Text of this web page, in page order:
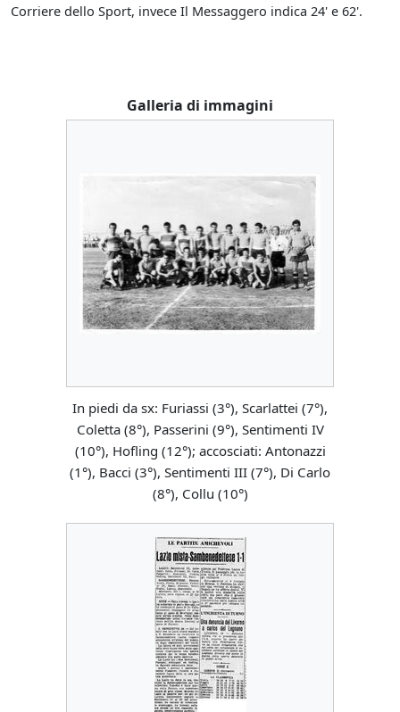
Corriere dello Sport, invece Il Messaggero indica 24' e 62'.
Galleria di immagini
In piedi da sx: Furiassi (3°), Scarlattei (7°),
Coletta (8°), Passerini (9°), Sentimenti IV
(10°), Hofling (12°); accosciati: Antonazzi
(1°), Bacci (3°), Sentimenti III (7°), Di Carlo
(8°), Collu (10°)